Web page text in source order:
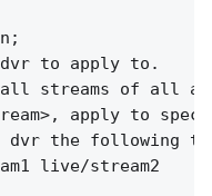
to apply to.
streams of all
apply to
dvr the following
live/stream2